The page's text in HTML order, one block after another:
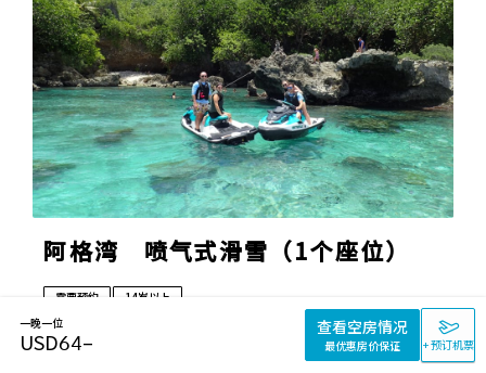
阿格湾 喷气式滑雪（1个座位）
需要预约
14岁以上
全年
一晚一位
USD64–
查看空房情况
最优惠房价保证 + 预订机票